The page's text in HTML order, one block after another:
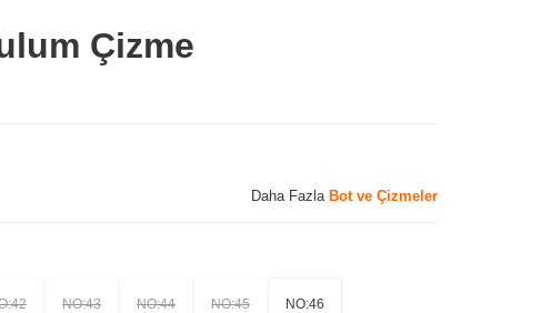
Çizme
Daha Fazla Bot ve Çizmeler
NO:43 NO:44 NO:45 NO:46